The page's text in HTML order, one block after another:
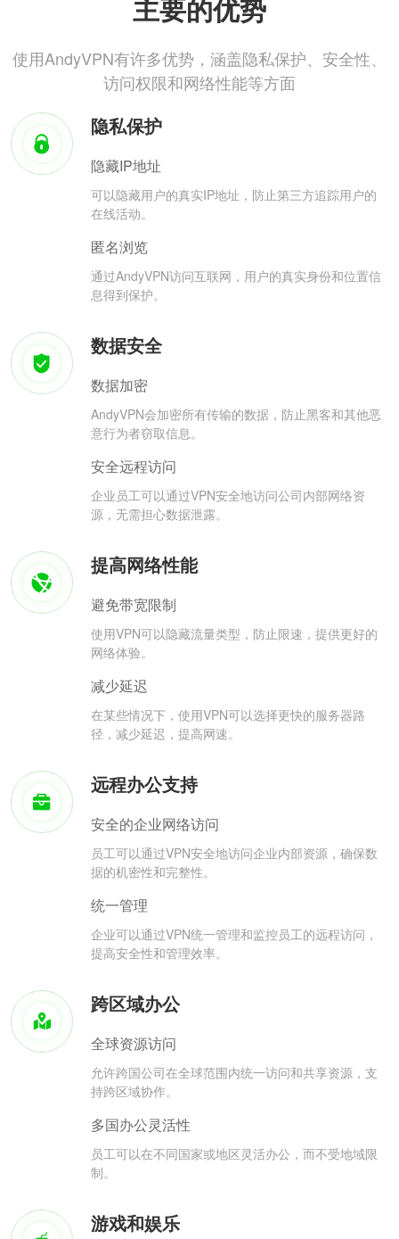
主要的优势
使用AndyVPN有许多优势，涵盖隐私保护、安全性、
访问权限和网络性能等方面
隐私保护
隐藏IP地址
可以隐藏用户的真实IP地址，防止第三方追踪用户的
在线活动。
匿名浏览
通过AndyVPN访问互联网，用户的真实身份和位置信
息得到保护。
数据安全
数据加密
AndyVPN会加密所有传输的数据，防止黑客和其他恶
意行为者窃取信息。
安全远程访问
企业员工可以通过VPN安全地访问公司内部网络资
源，无需担心数据泄露。
提高网络性能
避免带宽限制
使用VPN可以隐藏流量类型，防止限速，提供更好的
网络体验。
减少延迟
在某些情况下，使用VPN可以选择更快的服务器路
径，减少延迟，提高网速。
远程办公支持
安全的企业网络访问
员工可以通过VPN安全地访问企业内部资源，确保数
据的机密性和完整性。
统一管理
企业可以通过VPN统一管理和监控员工的远程访问，
提高安全性和管理效率。
跨区域办公
全球资源访问
允许跨国公司在全球范围内统一访问和共享资源，支
持跨区域协作。
多国办公灵活性
员工可以在不同国家或地区灵活办公，而不受地域限
制。
游戏和娱乐